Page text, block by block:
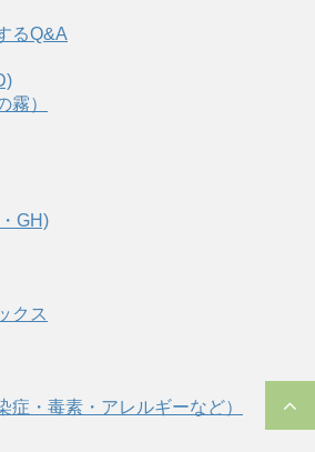
るQ&A
霧）
GH)
クス
症・毒素・アレルギーなど）